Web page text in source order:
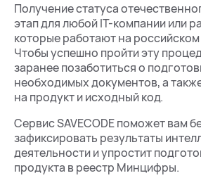
Получение статуса
этап для любой IT-компании или
которые работают на
Чтобы успешно пройти эту
заранее позаботиться о
необходимых документов, а
на продукт и исходный код.
Сервис SAVECODE поможет вам
зафиксировать результаты
деятельности и упростит
продукта в реестр Минцифры.